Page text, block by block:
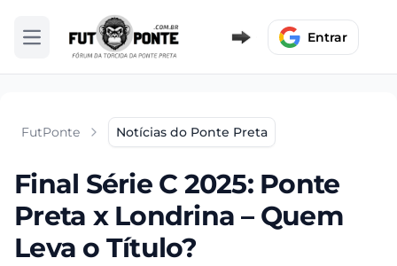
Abrir menu Entrar
FutPonte Notícias do Ponte Preta
Final Série C 2025: Ponte
Preta x Londrina – Quem
Leva o Título?